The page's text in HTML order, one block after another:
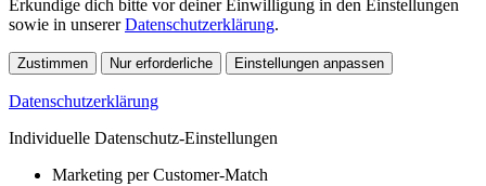
Erkundige dich bitte vor deiner Einwilligung in den Einstellungen
sowie in unsererDatenschutzerklärung.
Zustimmen Nur erforderliche Einstellungen anpassen
Datenschutzerklärung
Individuelle Datenschutz-Einstellungen
Marketing per Customer-Match